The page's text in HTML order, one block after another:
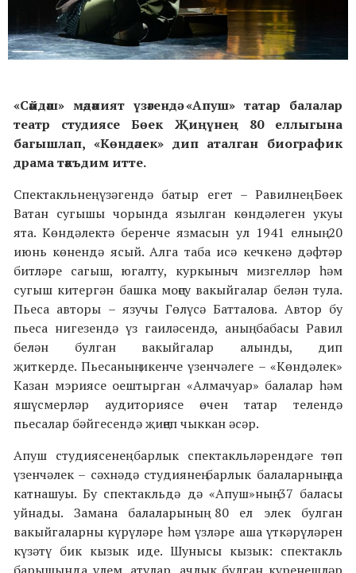
«Сәйдәш» мәдәният үзәгендә «Апуш» татар балалар
театр студиясе Бөек Җиңүнең 80 еллыгына
багышлап, «Көндәлек» дип аталган биографик
драма тәкъдим итте.
Спектакльнең үзәгендә батыр егет – Равилнең Бөек
Ватан сугышы чорында язылган көндәлеген укуы
ята. Көндәлектә беренче язмасын ул 1941 елның 20
июнь көнендә ясый. Алга таба исә кечкенә дәфтәр
битләре сагыш, югалту, куркыныч мизгелләр һәм
сугыш китергән башка моңсу вакыйгалар белән тула.
Пьеса авторы – язучы Гөлүсә Батталова. Автор бу
пьеса нигезендә үз гаиләсендә, аның бабасы Равил
белән булган вакыйгалар алынды, дип
җиткерде. Пьесаның икенче үзенчәлеге – «Көндәлек»
Казан мэриясе оештырган «Алмачуар» балалар һәм
яшүсмерләр аудиториясе өчен татар телендә
пьесалар бәйгесендә җиңеп чыккан әсәр.
Апуш студиясенең барлык спектакльләрендәге төп
үзенчәлек – сәхнәдә студиянең барлык балаларның да
катнашуы. Бу спектакльдә дә «Апуш»ның 37 баласы
уйнады. Замана балаларының 80 ел элек булган
вакыйгаларны күрүләре һәм үзләре аша үткәрүләрен
күзәтү бик кызык иде. Шунысы кызык: спектакль